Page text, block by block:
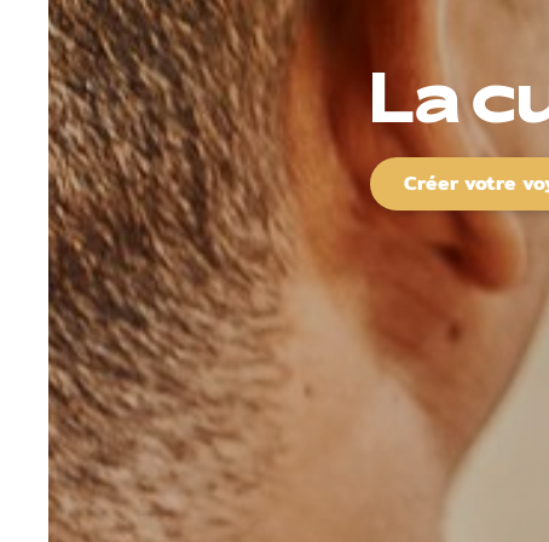
La
Créer votre